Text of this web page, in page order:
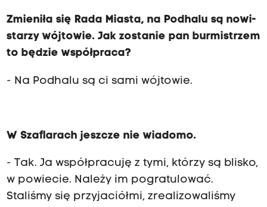
Zmieniła się Rada Miasta, na Podhalu są nowi-
starzy wójtowie. Jak zostanie pan burmistrzem
to będzie współpraca?
- Na Podhalu są ci sami wójtowie.
W Szaflarach jeszcze nie wiadomo.
- Tak. Ja współpracuję z tymi, którzy są blisko,
w powiecie. Należy im pogratulować.
Staliśmy się przyjaciółmi, zrealizowaliśmy